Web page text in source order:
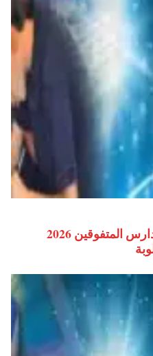
فتح رابط موقع التقديم في مدارس المتفوقين 2026